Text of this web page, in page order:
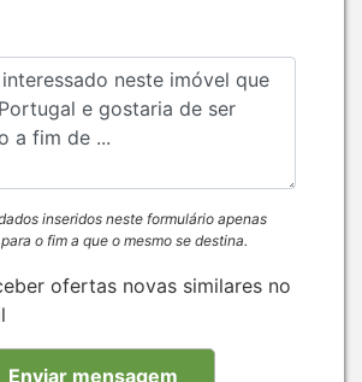
inseridos neste formulário apenas
o fim a que o mesmo se destina.
ofertas novas similares no